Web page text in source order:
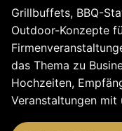
Grillbuffets, BBQ-
Outdoor-Konzepte
das Thema zu
Hochzeiten,
Veranstaltungen mit